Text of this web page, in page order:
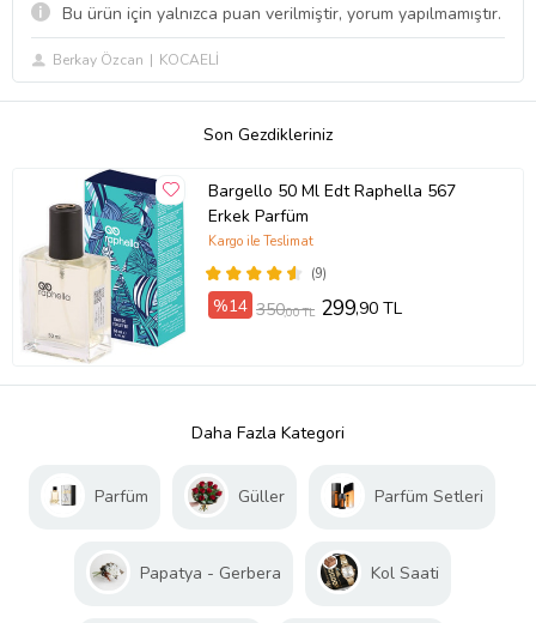
Bu ürün için yalnızca puan verilmiştir, yorum yapılmamıştır.
Berkay Özcan KOCAELİ
Son Gezdikleriniz
Bargello 50 Ml Edt Raphella 567
Erkek Parfüm
(9)
Kargo ile Teslimat
%14 350,00 TL 299,90 TL
Daha Fazla Kategori
Parfüm Güller Parfüm Setleri
Papatya - Gerbera Kol Saati